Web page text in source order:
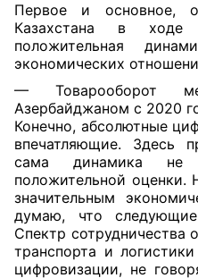
Первое и основное,
Казахстана в
положительная
экономических
— Товарооборот
Азербайджаном c 2020
Конечно, абсолютные
впечатляющие. Здесь
сама динамика не
положительной оценки.
значительным
думаю, что
Спектр
транспорта и
цифровизации, не